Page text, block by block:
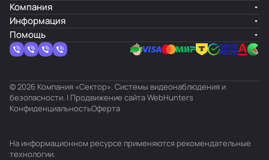
Компания
Информация
Помощь
© 2026 Компания «Сектор». Системы видеонаблюдения и
безопасности. | Продвижение сайтаWebHunters
КонфиденциальностьОферта
На информационном ресурсе применяются рекомендательные
технологии.